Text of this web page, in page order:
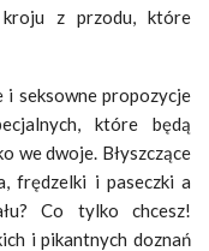
z przodu, które
i seksowne propozycje
które będą
we dwoje. Błyszczące
frędzelki i paseczki a
Co tylko chcesz!
i pikantnych doznań